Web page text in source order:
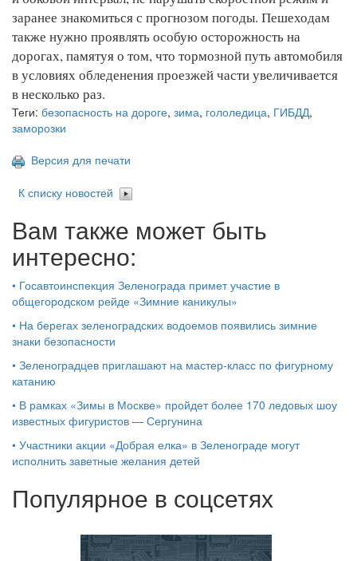
заранее знакомиться с прогнозом погоды. Пешеходам
также нужно проявлять особую осторожность на
дорогах, памятуя о том, что тормозной путь автомобиля
в условиях обледенения проезжей части увеличивается
в несколько раз.
Теги: безопасность на дороге, зима, гололедица, ГИБДД,
заморозки
Версия для печати
К списку новостей
Вам также может быть
интересно:
• Госавтоинспекция Зеленограда примет участие в
общегородском рейде «Зимние каникулы»
• На берегах зеленоградских водоемов появились зимние
знаки безопасности
• Зеленоградцев приглашают на мастер-класс по фигурному
катанию
• В рамках «Зимы в Москве» пройдет более 170 ледовых шоу
известных фигуристов — Сергунина
• Участники акции «Добрая елка» в Зеленограде могут
исполнить заветные желания детей
Популярное в соцсетях